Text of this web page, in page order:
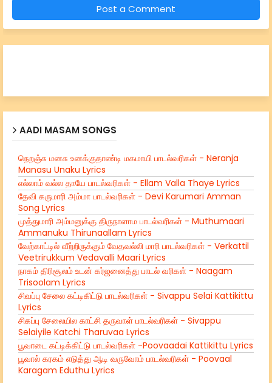
Post a Comment
AADI MASAM SONGS
நெறஞ்சு மனசு உனக்குதாண்டி மகமாயி பாடல்வரிகள் - Neranja
Manasu Unaku Lyrics
எல்லாம் வல்ல தாயே பாடல்வரிகள் - Ellam Valla Thaye Lyrics
தேவி கருமாரி அம்மா பாடல்வரிகள் - Devi Karumari Amman
Song Lyrics
முத்துமாரி அம்மனுக்கு திருநாளாம பாடல்வரிகள் - Muthumaari
Ammanuku Thirunaallam Lyrics
வேற்காட்டில் வீற்றிருக்கும் வேதவல்லி மாரி பாடல்வரிகள் - Verkattil
Veetrirukkum Vedavalli Maari Lyrics
நாகம் திரிசூலம் உடன் கர்ஜனைத்து பாடல் வரிகள் - Naagam
Trisoolam Lyrics
சிவப்பு சேலை கட்டிகிட்டு பாடல்வரிகள் - Sivappu Selai Kattikittu
Lyrics
சிகப்பு சேலையில காட்சி தருவாள் பாடல்வரிகள் - Sivappu
Selaiyile Katchi Tharuvaa Lyrics
பூவாடை கட்டிக்கிட்டு பாடல்வரிகள் -Poovaadai Kattikittu Lyrics
பூவால் கரகம் எடுத்து ஆடி வருவோம் பாடல்வரிகள் - Poovaal
Karagam Eduthu Lyrics